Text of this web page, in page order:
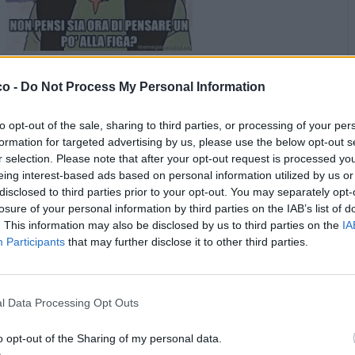
- Do Not Process My Personal Information
opt-out of the sale, sharing to third parties, or processing of your
for targeted advertising by us, please use the below opt-out
selection. Please note that after your opt-out request is processed
interest-based ads based on personal information utilized by us
to third parties prior to your opt-out. You may separately
of your personal information by third parties on the IAB’s list of
This information may also be disclosed by us to third parties on the
Participants that may further disclose it to other third parties.
Data Processing Opt Outs
opt-out of the Sharing of my personal data.
20 Novembre 2019 alle ore 19:35 ·Ti stimo ·Rispondi
26 Novembre 2019 alle ore 07:01·Ti stimo ·Rispondi
pubblicità